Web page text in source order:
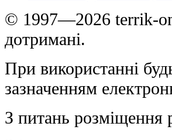
© 1997—2026 terrik-
дотримані.
При використанні
зазначенням
З питань розміщення